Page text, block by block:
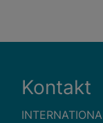
Kontakt